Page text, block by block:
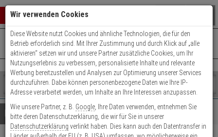
Warenkorb schließen
0 ARTIKEL IM WARENKORB
Ihr Warenkorb ist momentan leer.
Ergebnisse ()
Fertig
Shop
durchsuchen
Bitte
geben
Sie
mindestens
Es
wurde
noch
Kategorien
+49 (0)821 899 493-0Mo. - Do.: 8:00 - 16:30 | Fr.: 8:00 - 14:00 Uhr
Kontaktservice nutzen
Details Beratung
Wir verwenden Cookies
Diese Website nutzt Cookies und ähnliche Technologien, die für den
Betrieb erforderlich sind. Mit Ihrer Zustimmung und durch Klick auf „alle
aktivieren“ setzen wir und unsere Partner zusätzliche Cookies, um Ihr
Nutzungserlebnis zu verbessern, personalisierte Inhalte und relevante
Werbung bereitzustellen und Analysen zur Optimierung unserer Services
durchzuführen. Dabei können personenbezogene Daten wie Ihre IP-
Adresse verarbeitet werden, um Inhalte an Ihre Interessen anzupassen.
Wie unsere Partner, z. B. Google , Ihre Daten verwenden, entnehmen Sie
bitte deren Datenschutzerklärung, die wir für Sie in unserer
Datenschutzerklärung verlinkt haben. Dies kann auch den Datentransfer in